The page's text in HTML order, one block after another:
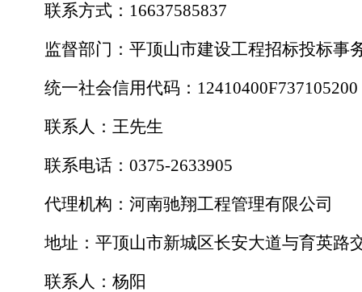
联系方式： 16637585837
监督部门：平顶山市建设工程招标投标事
统一社会信用代码： 12410400F737105200
联系人：王先生
联系电话： 0375-2633905
代理机构：河南驰翔工程管理有限公司
地址：平顶山市新城区长安大道与育英路
联系人：杨阳